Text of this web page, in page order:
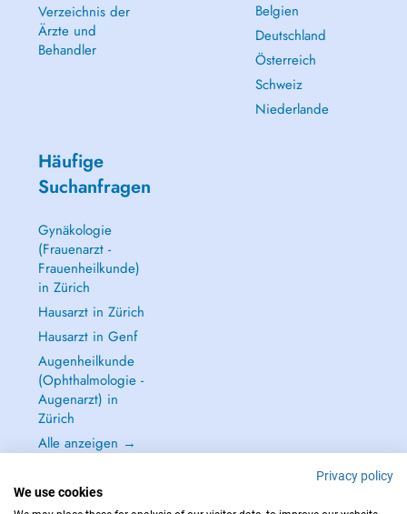
Verzeichnis der
Ärzte und
Behandler
Belgien
Deutschland
Österreich
Schweiz
Niederlande
Häufige
Suchanfragen
Gynäkologie
(Frauenarzt -
Frauenheilkunde)
in Zürich
Hausarzt in Zürich
Hausarzt in Genf
Augenheilkunde
(Ophthalmologie -
Augenarzt) in
Zürich
Alle anzeigen →
Privacy policy
We use cookies